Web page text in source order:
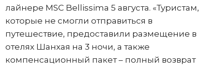
лайнере MSC Bellissima 5 августа. «Туристам,
которые не смогли отправиться в
путешествие, предоставили размещение в
отелях Шанхая на 3 ночи, а также
компенсационный пакет – полный возврат